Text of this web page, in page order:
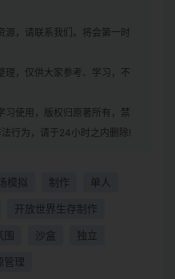
，请联系我们。将会第一时
，仅供大家参考、学习，不
使用，版权归原著所有，禁
行为，请于24小时之内删除!
模拟 制作 单人
开放世界生存制作
围 沙盒 独立
管理